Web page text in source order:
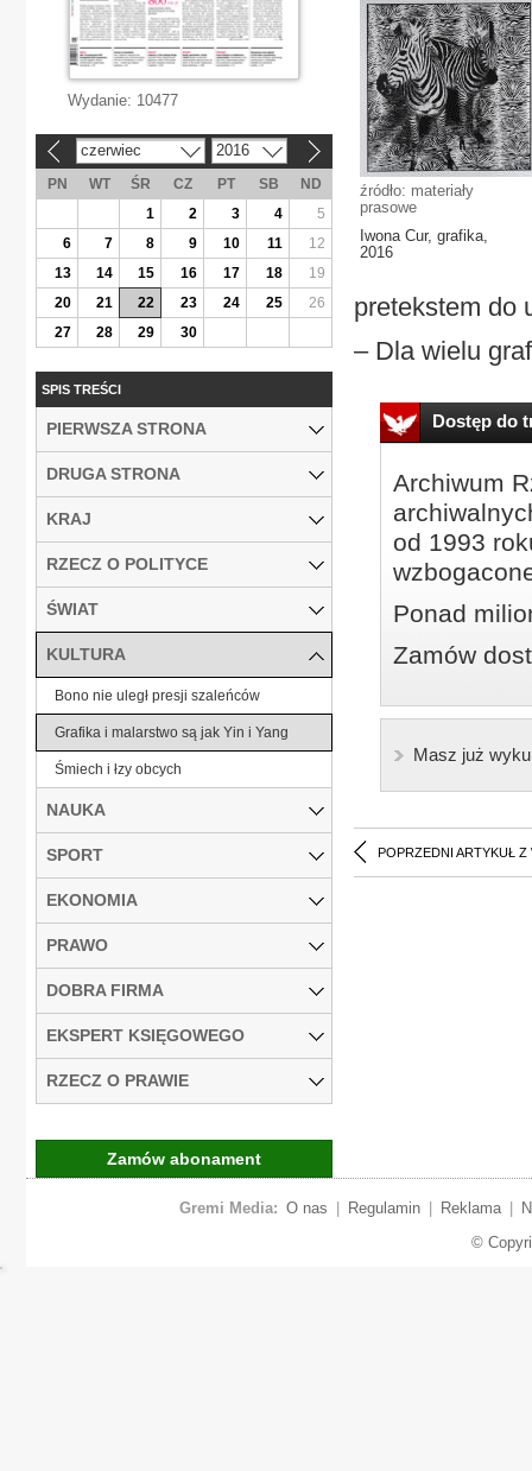
źródło: materiały
prasowe
Iwona Cur, grafika,
2016
pretekstem do
– Dla wielu
Dostęp do
Archiwum
od 1993
Ponad
Zamów
Masz już
POPRZEDNI ARTYKUŁ Z
Wydanie: 10477
czerwiec 2016
PN WT ŚR CZ PT SB
ND
1
2 3 4
5
6
7 8 9 10 11
12
13
14 15 16 17 18
19
20
21 22 23 24 25
26
27
28 29 30
SPIS TREŚCI
PIERWSZA STRONA
DRUGA STRONA
KRAJ
RZECZ O POLITYCE
ŚWIAT
KULTURA
Bono nie uległ presji szaleńców
Grafika i malarstwo są jak Yin i Yang
Śmiech i łzy obcych
NAUKA
SPORT
EKONOMIA
PRAWO
DOBRA FIRMA
EKSPERT KSIĘGOWEGO
RZECZ O PRAWIE
Zamów abonament
Gremi Media: O nas Regulamin Reklama
©